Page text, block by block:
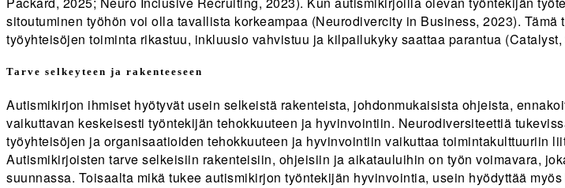
sitoutuminen työhön voi olla tavallista korkeampaa (Neurodivercity in Business, 2023).
työyhteisöjen toiminta rikastuu, inkluusio vahvistuu ja kilpailukyky saattaa parantua
Tarve selkeyteen ja rakenteeseen
Autismikirjon ihmiset hyötyvät usein selkeistä rakenteista, johdonmukaisista ohjeista,
vaikuttavan keskeisesti työntekijän tehokkuuteen ja hyvinvointiin. Neurodiversiteettiä
työyhteisöjen ja organisaatioiden tehokkuuteen ja hyvinvointiin vaikuttaa toimintakulttuuriin
Autismikirjoisten tarve selkeisiin rakenteisiin, ohjeisiin ja aikatauluihin on työn voimavara,
suunnassa. Toisaalta mikä tukee autismikirjon työntekijän hyvinvointia, usein hyödyttää